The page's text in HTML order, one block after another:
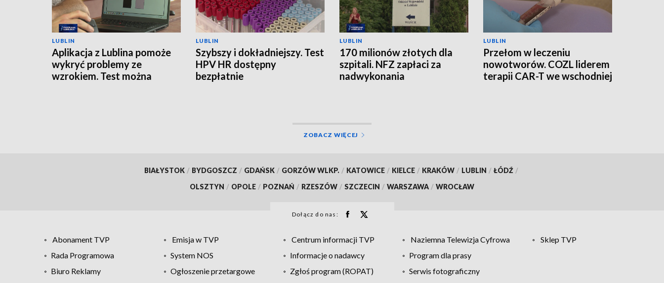
LUBLIN
Aplikacja z Lublina pomoże
wykryć problemy ze
wzrokiem. Test można
LUBLIN
Szybszy i dokładniejszy. Test
HPV HR dostępny
bezpłatnie
LUBLIN
170 milionów złotych dla
szpitali. NFZ zapłaci za
nadwykonania
LUBLIN
Przełom w leczeniu
nowotworów. COZL liderem
terapii CAR-T we wschodniej
ZOBACZ WIĘCEJ
BIAŁYSTOK / BYDGOSZCZ / GDAŃSK / GORZÓW WLKP. / KATOWICE / KIELCE / KRAKÓW / LUBLIN / ŁÓDŹ /
OLSZTYN / OPOLE / POZNAŃ / RZESZÓW / SZCZECIN / WARSZAWA / WROCŁAW
Dołącz do nas:
Abonament TVP Emisja w TVP Centrum informacji TVP Naziemna Telewizja Cyfrowa
Sklep TVP
Rada Programowa
System NOS Informacje o nadawcy
Program dla prasy
Biuro Reklamy
Ogłoszenie przetargowe Zgłoś program (ROPAT)
Serwis fotograficzny